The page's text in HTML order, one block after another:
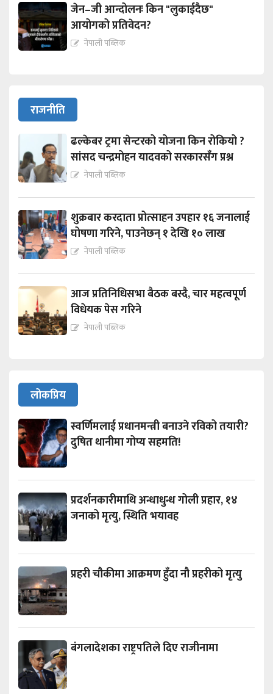
जेन–जी आन्दोलनः किन "लुकाईदैछ"
आयोगको प्रतिवेदन?
नेपाली पब्लिक
राजनीति
ढल्केबर ट्रमा सेन्टरको योजना किन रोकियो ?
सांसद चन्द्रमोहन यादवको सरकारसँग प्रश्न
नेपाली पब्लिक
शुक्रबार करदाता प्रोत्साहन उपहार १६ जनालाई
घोषणा गरिने, पाउनेछन् १ देखि १० लाख
नेपाली पब्लिक
आज प्रतिनिधिसभा बैठक बस्दै, चार महत्वपूर्ण
विधेयक पेस गरिने
नेपाली पब्लिक
लोकप्रिय
स्वर्णिमलाई प्रधानमन्त्री बनाउने रविको तयारी?
दुषित थानीमा गोप्य सहमति!
प्रदर्शनकारीमाथि अन्धाधुन्ध गोली प्रहार, १४
जनाको मृत्यु, स्थिति भयावह
प्रहरी चौकीमा आक्रमण हुँदा नौ प्रहरीको मृत्यु
बंगलादेशका राष्ट्रपतिले दिए राजीनामा